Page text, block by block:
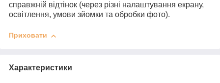
справжній відтінок (через різні налаштування екрану,
освітлення, умови зйомки та обробки фото).
Приховати
Характеристики